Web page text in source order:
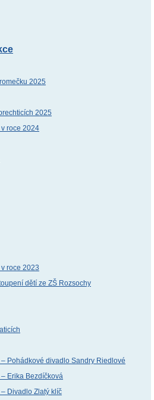
2025
2025
roce 2024
roce 2023
dětí ze ZŠ Rozsochy
Pohádkové divadlo Sandry Riedlové
Erika Bezdíčková
Divadlo Zlatý klíč